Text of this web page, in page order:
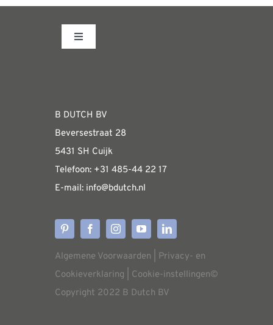
Toggle
WEBSHOP
Algemene informatie &
Verzendkosten
Levertijden
Aflevering
B DUTCH BV
Beversestraat 28
5431 SH Cuijk
Telefoon: +31 485-44 22 17
E-mail: info@bdutch.nl
Algemene Voorwaarden
Privacy- en
Cookieverklaring
Cookie-instellingen©
Copyright 2022 B Dutch BV